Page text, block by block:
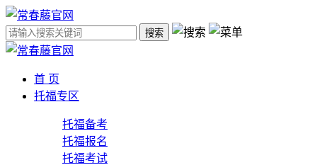
搜索
首 页
托福专区
托福备考
托福报名
托福考试